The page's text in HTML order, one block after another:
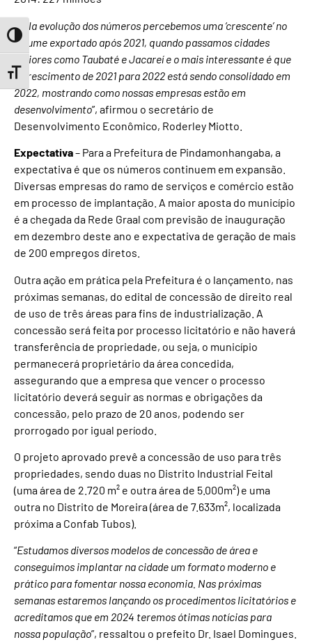
Toggle High Contrast
Toggle Font size
“Pela evolução dos números percebemos uma ‘crescente’ no
volume exportado após 2021, quando passamos cidades
maiores como Taubaté e Jacareí e o mais interessante é que
o crescimento de 2021 para 2022 está sendo consolidado em
2022, mostrando como nossas empresas estão em
desenvolvimento”, afirmou o secretário de
Desenvolvimento Econômico, Roderley Miotto.
Expectativa– Para a Prefeitura de Pindamonhangaba, a
expectativa é que os números continuem em expansão.
Diversas empresas do ramo de serviços e comércio estão
em processo de implantação. A maior aposta do município
é a chegada da Rede Graal com previsão de inauguração
em dezembro deste ano e expectativa de geração de mais
de 200 empregos diretos.
Outra ação em prática pela Prefeitura é o lançamento, nas
próximas semanas, do edital de concessão de direito real
de uso de três áreas para fins de industrialização. A
concessão será feita por processo licitatório e não haverá
transferência de propriedade, ou seja, o município
permanecerá proprietário da área concedida,
assegurando que a empresa que vencer o processo
licitatório deverá seguir as normas e obrigações da
concessão, pelo prazo de 20 anos, podendo ser
prorrogado por igual período.
O projeto aprovado prevê a concessão de uso para três
propriedades, sendo duas no Distrito Industrial Feital
(uma área de 2.720 m² e outra área de 5.000m²) e uma
outra no Distrito de Moreira (área de 7.633m², localizada
próxima a Confab Tubos).
“Estudamos diversos modelos de concessão de área e
conseguimos implantar na cidade um formato moderno e
prático para fomentar nossa economia. Nas próximas
semanas estaremos lançando os procedimentos licitatórios e
acreditamos que em 2024 teremos ótimas notícias para
nossa população”, ressaltou o prefeito Dr. Isael Domingues.